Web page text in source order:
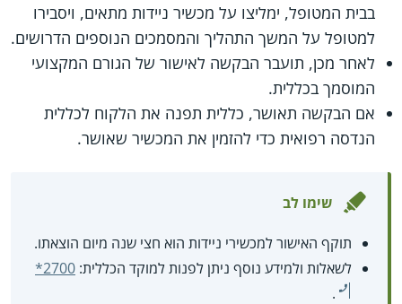
בבית המטופל, ימליצו על מכשיר ניידות מתאים, ויסבירו
למטופל על המשך התהליך והמסמכים הנוספים הדרושים.
לאחר מכן, תועבר הבקשה לאישור של הגורם המקצועי
המוסמך בכללית.
אם הבקשה תאושר, כללית תפנה את הלקוח לכללית
הנדסה רפואית כדי להזמין את המכשיר שאושר.
שימו לב
תוקף האישור למכשירי ניידות הוא חצי שנה מיום הוצאתו.
לשאלות ולמידע נוסף ניתן לפנות למוקד הכללית: *2700
.